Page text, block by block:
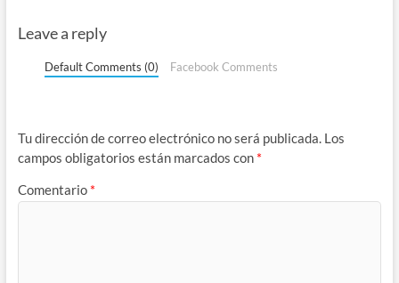
Leave a reply
Default Comments (0) Facebook Comments
Tu dirección de correo electrónico no será publicada. Los
campos obligatorios están marcados con *
Comentario *